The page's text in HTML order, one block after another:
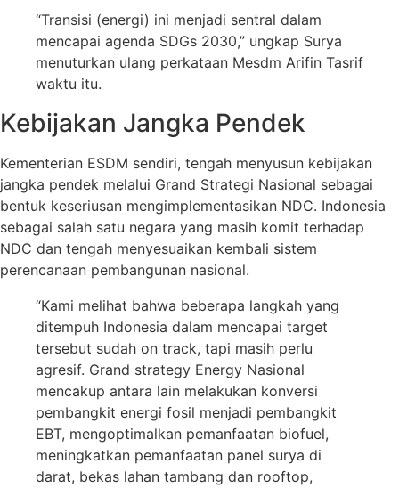
“Transisi (energi) ini menjadi sentral dalam
mencapai agenda SDGs 2030,” ungkap Surya
menuturkan ulang perkataan Mesdm Arifin Tasrif
waktu itu.
Kebijakan Jangka Pendek
Kementerian ESDM sendiri, tengah menyusun kebijakan
jangka pendek melalui Grand Strategi Nasional sebagai
bentuk keseriusan mengimplementasikan NDC. Indonesia
sebagai salah satu negara yang masih komit terhadap
NDC dan tengah menyesuaikan kembali sistem
perencanaan pembangunan nasional.
“Kami melihat bahwa beberapa langkah yang
ditempuh Indonesia dalam mencapai target
tersebut sudah on track, tapi masih perlu
agresif. Grand strategy Energy Nasional
mencakup antara lain melakukan konversi
pembangkit energi fosil menjadi pembangkit
EBT, mengoptimalkan pemanfaatan biofuel,
meningkatkan pemanfaatan panel surya di
darat, bekas lahan tambang dan rooftop,